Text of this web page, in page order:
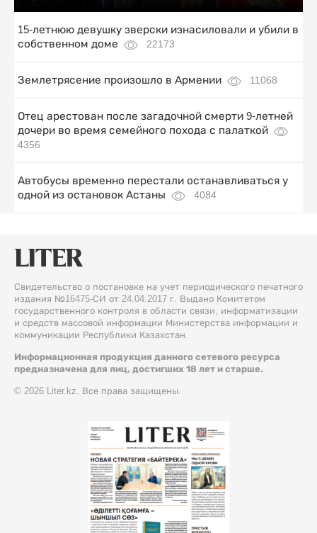
15-летнюю девушку зверски изнасиловали и убили в
собственном доме
22173
Землетрясение произошло в Армении 11068
Отец арестован после загадочной смерти 9-летней
дочери во время семейного похода с палаткой
4356
Автобусы временно перестали останавливаться у
одной из остановок Астаны
4084
Свидетельство о постановке на учет периодического печатного
издания №16475-СИ от 24.04.2017 г. Выдано Комитетом
государственного контроля в области связи, информатизации
и средств массовой информации Министерства информации и
коммуникации Республики Казахстан.
Информационная продукция данного сетевого ресурса
предназначена для лиц, достигших 18 лет и старше.
© 2026 Liter.kz. Все права защищены.